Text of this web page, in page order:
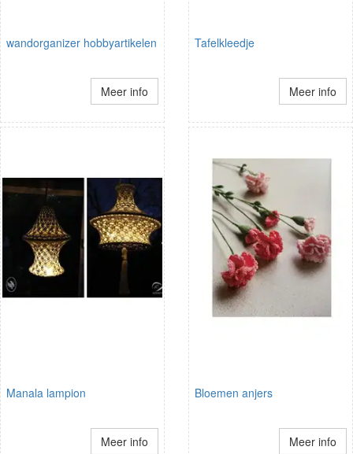
wandorganizer hobbyartikelen
Meer info
Tafelkleedje
Meer info
Manala lampion
Meer info
Bloemen anjers
Meer info